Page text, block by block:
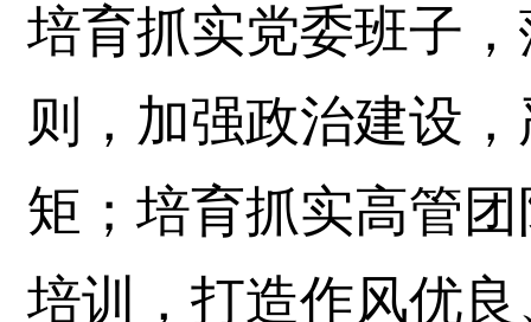
培育抓实党委班子
则，加强政治建设
矩；培育抓实高管
培训，打造作风优